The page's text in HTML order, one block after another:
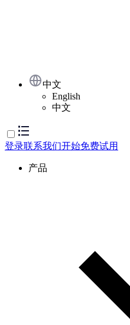
中文
English
中文
登录联系我们开始免费试用
产品